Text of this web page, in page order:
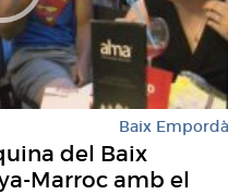
Baix Empordà
del Baix
Marroc amb el